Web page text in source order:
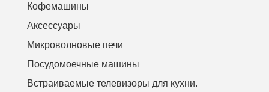
Кофемашины
Аксессуары
Микроволновые печи
Посудомоечные машины
Встраиваемые телевизоры для кухни.